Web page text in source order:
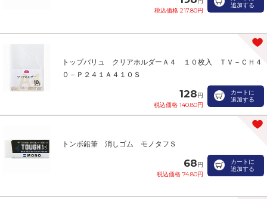
税込価格 217.80円
追加する
トップバリュ クリアホルダーＡ４ １０枚入 ＴＶ－ＣＨ４
０－Ｐ２４１Ａ４１０Ｓ
128円
税込価格 140.80円
カートに
追加する
トンボ鉛筆 消しゴム モノタフＳ
68円
税込価格 74.80円
カートに
追加する